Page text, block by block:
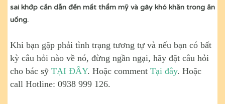
sai khớp cắn dẫn đến mất thẩm mỹ và gây khó khăn trong ăn
uống.
Khi bạn gặp phải tình trạng tương tự và nếu bạn có bất
kỳ câu hỏi nào về nó, đừng ngần ngại, hãy đặt câu hỏi
cho bác sỹ TẠI ĐÂY. Hoặc comment Tại đây. Hoặc
call Hotline: 0938 999 126.